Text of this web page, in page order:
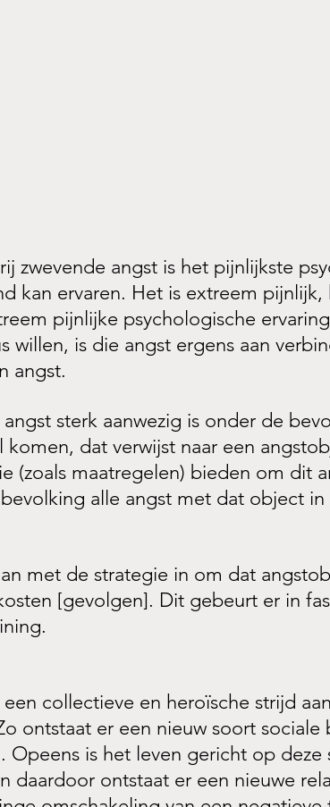
zwevende angst is het pijnlijkste
kan ervaren. Het is extreem
pijnlijke psychologische
willen, is die angst ergens aan
angst.
sterk aanwezig is onder de
komen, dat verwijst naar een
(zoals maatregelen) bieden om dit
alle angst met dat object in
met de strategie in om dat
[gevolgen]. Dit gebeurt er in
een collectieve en heroïsche strijd
ontstaat er een nieuw soort sociale
Opeens is het leven gericht op
daardoor ontstaat er een nieuwe